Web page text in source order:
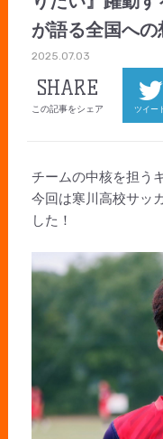
が語る全国への
2025.07.03
SHARE
この記事をシェア ツイー
チームの中核を担う
今回は寒川高校サッ
した！